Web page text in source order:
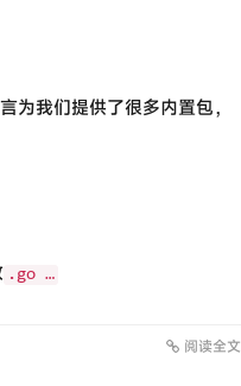
为我们提供了很多内置包，
.go …
阅读全文